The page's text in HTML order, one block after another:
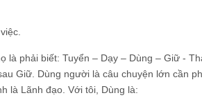
là phải biết: Tuyển – Dạy – Dùng – Giữ -
Giữ. Dùng người là câu chuyện lớn cần
là Lãnh đạo. Với tôi, Dùng là: